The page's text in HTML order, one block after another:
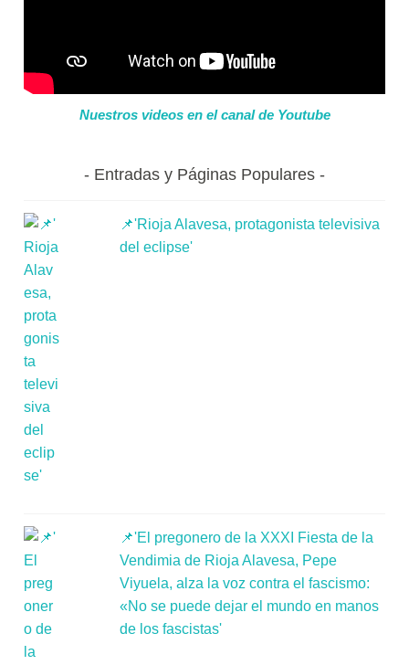
Nuestros videos en el canal de Youtube
Entradas y Páginas Populares
📌'Rioja Alavesa, protagonista televisiva
del eclipse'
📌'El pregonero de la XXXI Fiesta de la
Vendimia de Rioja Alavesa, Pepe
Viyuela, alza la voz contra el fascismo:
«No se puede dejar el mundo en manos
de los fascistas'